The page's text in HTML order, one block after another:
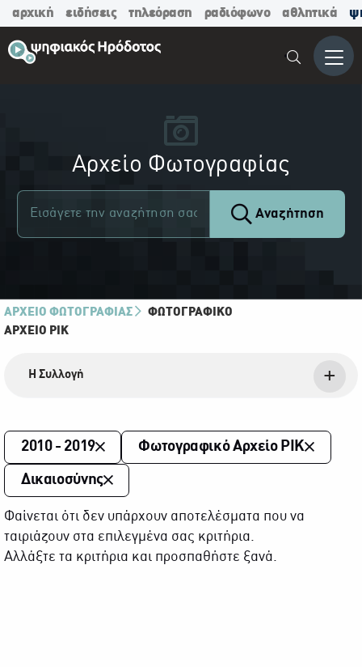
αρχική ειδήσεις τηλεόραση ραδιόφωνο αθλητικά
Μενού
Αρχείο Φωτογραφίας
Αναζήτηση
ΑΡΧΕΙΟ ΦΩΤΟΓΡΑΦΙΑΣ
ΦΩΤΟΓΡΑΦΙΚΌ
ΑΡΧΕΊΟ ΡΙΚ
Η Συλλογή
2010 - 2019 Φωτογραφικό Αρχείο ΡΙΚ
Δικαιοσύνης
Φαίνεται ότι δεν υπάρχουν αποτελέσματα που να
ταιριάζουν στα επιλεγμένα σας κριτήρια.
Αλλάξτε τα κριτήρια και προσπαθήστε ξανά.